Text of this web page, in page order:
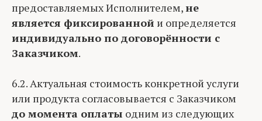
предоставляемых Исполнителем,не
является фиксированной и определяется
индивидуально по договорённости с
Заказчиком.
6.2. Актуальная стоимость конкретной услуги
или продукта согласовывается с Заказчиком
до момента оплаты одним из следующих